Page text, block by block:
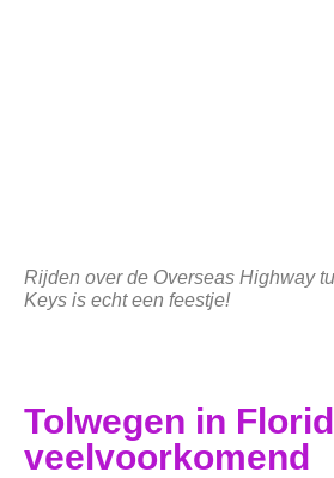
Rijden over de Overseas Highway
Keys is echt een feestje!
Tolwegen in
veelvoorkomend